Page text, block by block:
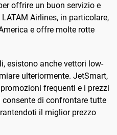
offrire un buon servizio e
Airlines, in particolare,
e offre molte rotte
esistono anche vettori low-
ulteriormente. JetSmart,
frequenti e i prezzi
di confrontare tutte
il miglior prezzo